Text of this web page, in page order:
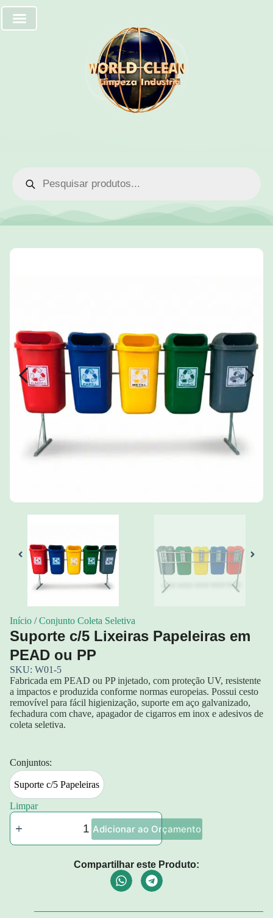
Início /Conjunto Coleta Seletiva
Suporte c/5 Lixeiras Papeleiras em
PEAD ou PP
SKU: W01-5
Fabricada em PEAD ou PP injetado, com proteção UV, resistente
a impactos e produzida conforme normas europeias. Possui cesto
removível para fácil higienização, suporte em aço galvanizado,
fechadura com chave, apagador de cigarros em inox e adesivos de
coleta seletiva.
Conjuntos:
Suporte c/5 Papeleiras
Suporte c/5 Papeleiras
Limpar
Adicionar ao Orçamento
Compartilhar este Produto: